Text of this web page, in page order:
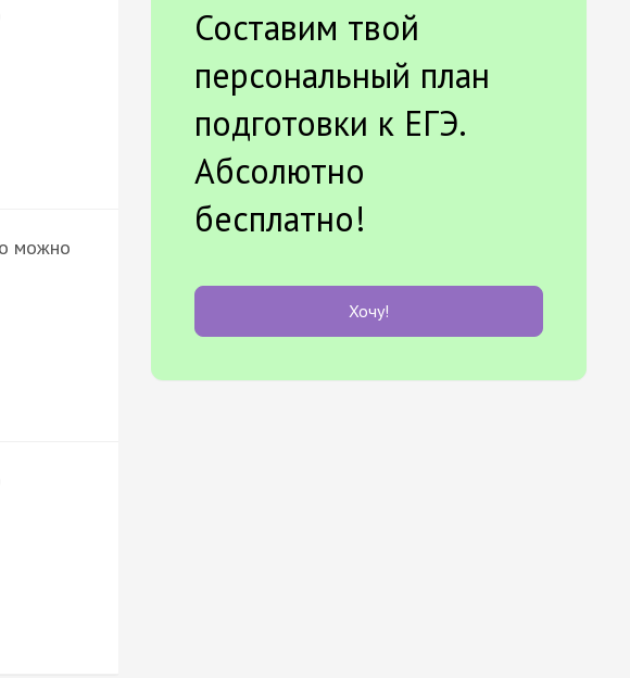
можно
Составим твой
персональный план
подготовки к ЕГЭ.
Абсолютно
бесплатно!
Хочу!